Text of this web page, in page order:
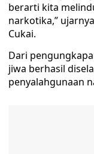
berarti kita
narkotika,”
Cukai.
Dari
jiwa berhasil
penyalahgunaan